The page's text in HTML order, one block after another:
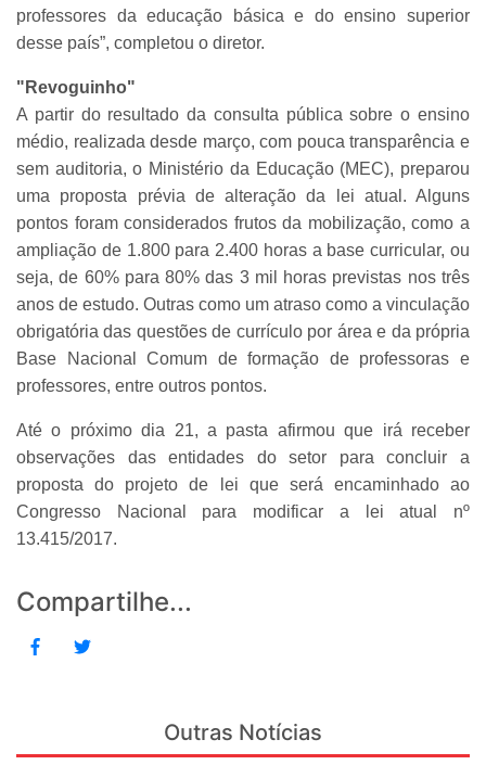
professores da educação básica e do ensino superior
desse país”, completou o diretor.
"Revoguinho"
A partir do resultado da consulta pública sobre o ensino
médio, realizada desde março, com pouca transparência e
sem auditoria, o Ministério da Educação (MEC), preparou
uma proposta prévia de alteração da lei atual. Alguns
pontos foram considerados frutos da mobilização, como a
ampliação de 1.800 para 2.400 horas a base curricular, ou
seja, de 60% para 80% das 3 mil horas previstas nos três
anos de estudo. Outras como um atraso como a vinculação
obrigatória das questões de currículo por área e da própria
Base Nacional Comum de formação de professoras e
professores, entre outros pontos.
Até o próximo dia 21, a pasta afirmou que irá receber
observações das entidades do setor para concluir a
proposta do projeto de lei que será encaminhado ao
Congresso Nacional para modificar a lei atual nº
13.415/2017.
Compartilhe...
Outras Notícias